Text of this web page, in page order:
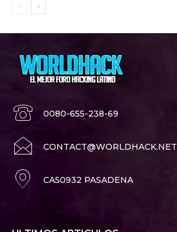
0080-655-238-69
CONTACT@WORLDHACK.NET
CA50932 PASADENA